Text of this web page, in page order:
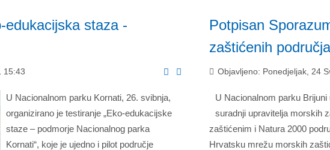
edukacijska staza -
15:43
U Nacionalnom parku Kornati, 26. svibnja,
organizirano je testiranje „Eko-edukacijske
staze – podmorje Nacionalnog parka
Kornati“, koje je ujedno i pilot područje
Potpisan
zaštićenih područja
Objavljeno: Ponedjeljak, 24
U Nacionalnom parku
suradnji upravitelja morskih
zaštićenim i Natura 2000
Hrvatsku mrežu morskih